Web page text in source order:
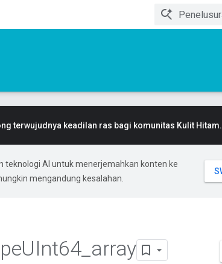
terwujudnya keadilan ras bagi komunitas Kulit Hitam.
teknologi AI untuk menerjemahkan konten ke
mengandung kesalahan.
UInt64_ array